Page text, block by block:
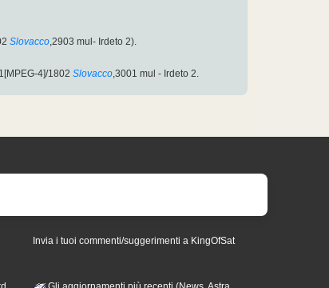
Slovacco,2903 mul- Irdeto 2).
4]/1802 Slovacco,3001 mul - Irdeto 2.
Invia i tuoi commenti/suggerimenti a KingOfSat